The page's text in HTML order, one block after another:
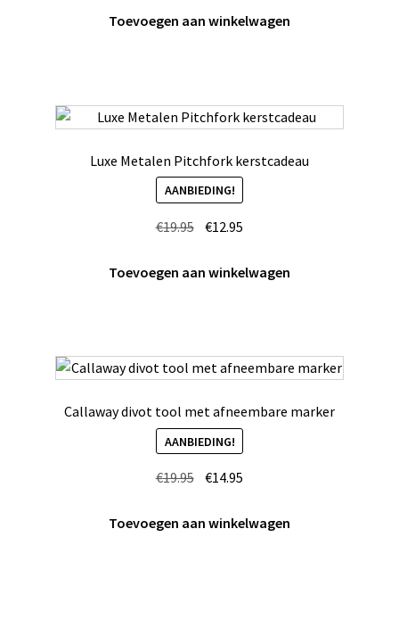
was:
is:
Toevoegen aan winkelwagen
Luxe Metalen Pitchfork kerstcadeau
AANBIEDING!
€19.95 Oorspronkelijke
was:
€12.95
is:
Toevoegen aan winkelwagen
Callaway divot tool met afneembare marker
AANBIEDING!
€19.95 Oorspronkelijke
was:
€14.95
is:
Toevoegen aan winkelwagen